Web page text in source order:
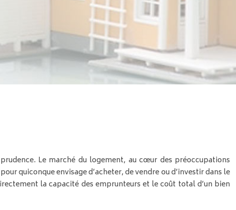
Le marché du logement, au cœur des préoccupations
quiconque envisage d’acheter, de vendre ou d’investir dans le
la capacité des emprunteurs et le coût total d’un bien